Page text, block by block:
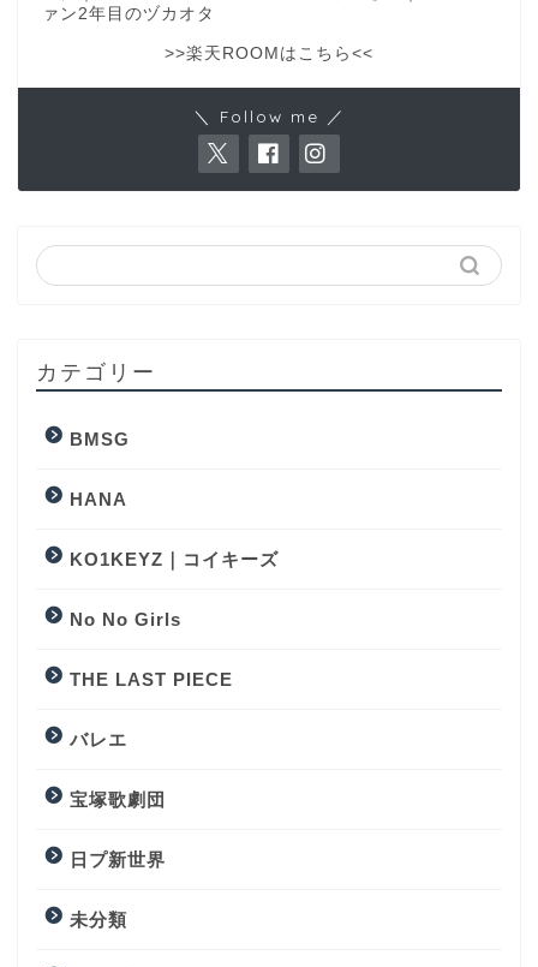
ァン2年目のヅカオタ
>>楽天ROOMはこちら<<
＼ Follow me ／
カテゴリー
BMSG
HANA
KO1KEYZ｜コイキーズ
No No Girls
THE LAST PIECE
バレエ
宝塚歌劇団
日プ新世界
未分類